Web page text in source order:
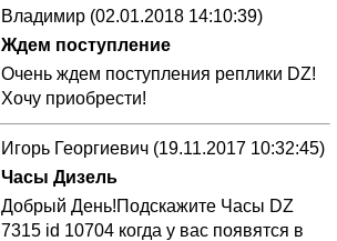
Владимир (02.01.2018 14:10:39)
Ждем поступление
Очень ждем поступления реплики DZ!
Хочу приобрести!
Игорь Георгиевич (19.11.2017 10:32:45)
Часы Дизель
Добрый День!Подскажите Часы DZ
7315 id 10704 когда у вас появятся в